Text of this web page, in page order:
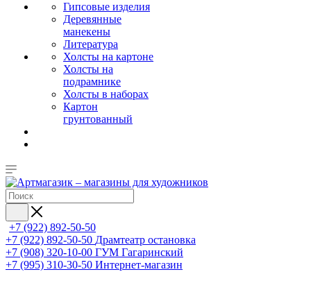
Гипсовые изделия
Деревянные
манекены
Литература
Холсты на картоне
Холсты на
подрамнике
Холсты в наборах
Картон
грунтованный
+7 (922) 892-50-50
+7 (922) 892-50-50 Драмтеатр остановка
+7 (908) 320-10-00 ГУМ Гагаринский
+7 (995) 310-30-50 Интернет-магазин